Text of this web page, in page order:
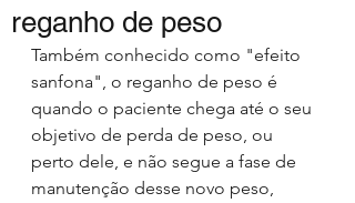
reganho de peso
Também conhecido como "efeito
sanfona", o reganho de peso é
quando o paciente chega até o seu
objetivo de perda de peso, ou
perto dele, e não segue a fase de
manutenção desse novo peso,